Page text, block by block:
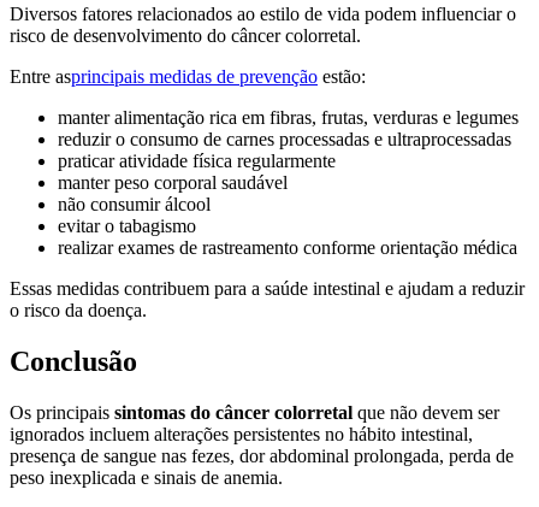
Diversos fatores relacionados ao estilo de vida podem influenciar o
risco de desenvolvimento do câncer colorretal.
Entre asprincipais medidas de prevenção estão:
manter alimentação rica em fibras, frutas, verduras e legumes
reduzir o consumo de carnes processadas e ultraprocessadas
praticar atividade física regularmente
manter peso corporal saudável
não consumir álcool
evitar o tabagismo
realizar exames de rastreamento conforme orientação médica
Essas medidas contribuem para a saúde intestinal e ajudam a reduzir
o risco da doença.
Conclusão
Os principais sintomas do câncer colorretal que não devem ser
ignorados incluem alterações persistentes no hábito intestinal,
presença de sangue nas fezes, dor abdominal prolongada, perda de
peso inexplicada e sinais de anemia.